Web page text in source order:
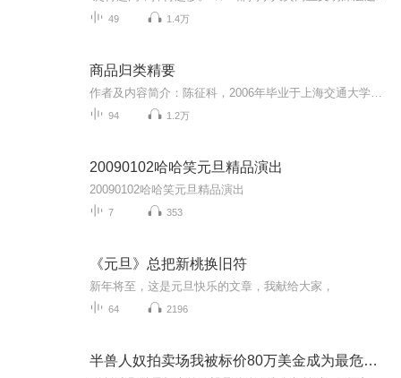
49 1.4万
商品归类精要
94 1.2万
20090102哈哈笑元旦精品演出
20090102哈哈笑元旦精品演出
7 353
《元旦》总把新桃换旧符
新年将至，这是元旦快乐的文章，我献给大家，
64 2196
半兽人奴拍卖场我被标价80万美金成为最危险的奴玩物